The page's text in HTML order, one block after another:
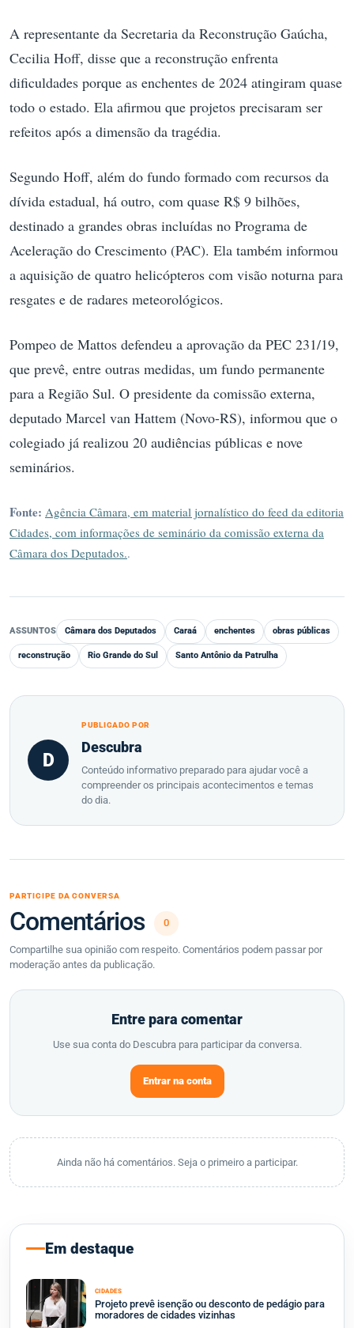
A representante da Secretaria da Reconstrução Gaúcha,
Cecilia Hoff, disse que a reconstrução enfrenta
dificuldades porque as enchentes de 2024 atingiram quase
todo o estado. Ela afirmou que projetos precisaram ser
refeitos após a dimensão da tragédia.
Segundo Hoff, além do fundo formado com recursos da
dívida estadual, há outro, com quase R$ 9 bilhões,
destinado a grandes obras incluídas no Programa de
Aceleração do Crescimento (PAC). Ela também informou
a aquisição de quatro helicópteros com visão noturna para
resgates e de radares meteorológicos.
Pompeo de Mattos defendeu a aprovação da PEC 231/19,
que prevê, entre outras medidas, um fundo permanente
para a Região Sul. O presidente da comissão externa,
deputado Marcel van Hattem (Novo-RS), informou que o
colegiado já realizou 20 audiências públicas e nove
seminários.
Fonte: Agência Câmara, em material jornalístico do feed da editoria
Cidades, com informações de seminário da comissão externa da
Câmara dos Deputados..
ASSUNTOS Câmara dos Deputados Caraá enchentes obras públicas
reconstrução Rio Grande do Sul Santo Antônio da Patrulha
D
PUBLICADO POR
Descubra
Conteúdo informativo preparado para ajudar você a
compreender os principais acontecimentos e temas
do dia.
PARTICIPE DA CONVERSA
Comentários 0
Compartilhe sua opinião com respeito. Comentários podem passar por
moderação antes da publicação.
Entre para comentar
Use sua conta do Descubra para participar da conversa.
Entrar na conta
Ainda não há comentários. Seja o primeiro a participar.
Em destaque
CIDADES
Projeto prevê isenção ou desconto de pedágio para
moradores de cidades vizinhas